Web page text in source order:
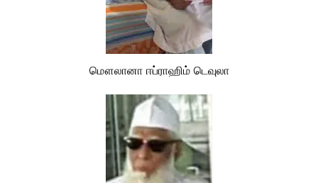
மௌலானா ஈப்ராஹிம் டெவுலா